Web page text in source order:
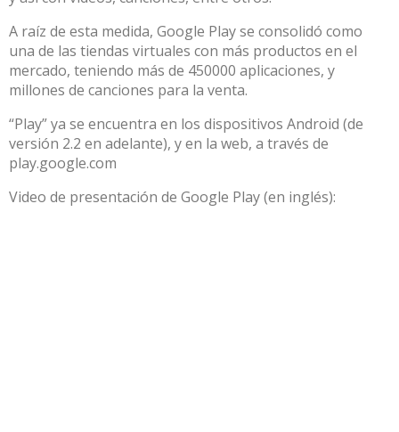
A raíz de esta medida, Google Play se consolidó como
una de las tiendas virtuales con más productos en el
mercado, teniendo más de 450000 aplicaciones, y
millones de canciones para la venta.
“Play” ya se encuentra en los dispositivos Android (de
versión 2.2 en adelante), y en la web, a través de
play.google.com
Video de presentación de Google Play (en inglés):